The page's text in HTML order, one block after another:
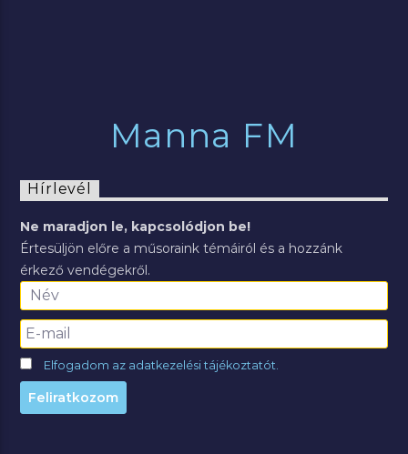
Manna FM
Hírlevél
Ne maradjon le, kapcsolódjon be!
Értesüljön előre a műsoraink témáiról és a hozzánk
érkező vendégekről.
Elfogadom az adatkezelési tájékoztatót.